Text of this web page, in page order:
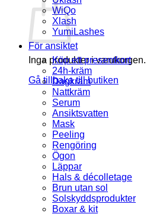
Inga produkter i varukorgen.
Gå tillbaka till butiken
WiQo
Xlash
YumiLashes
För ansiktet
Köp ett presentkort
24h-kräm
Dagkräm
Nattkräm
Serum
Ansiktsvatten
Mask
Peeling
Rengöring
Ögon
Läppar
Hals & décolletage
Brun utan sol
Solskyddsprodukter
Boxar & kit